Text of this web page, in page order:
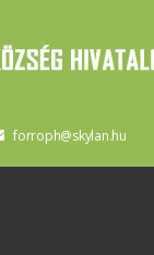
forroph@skylan.hu